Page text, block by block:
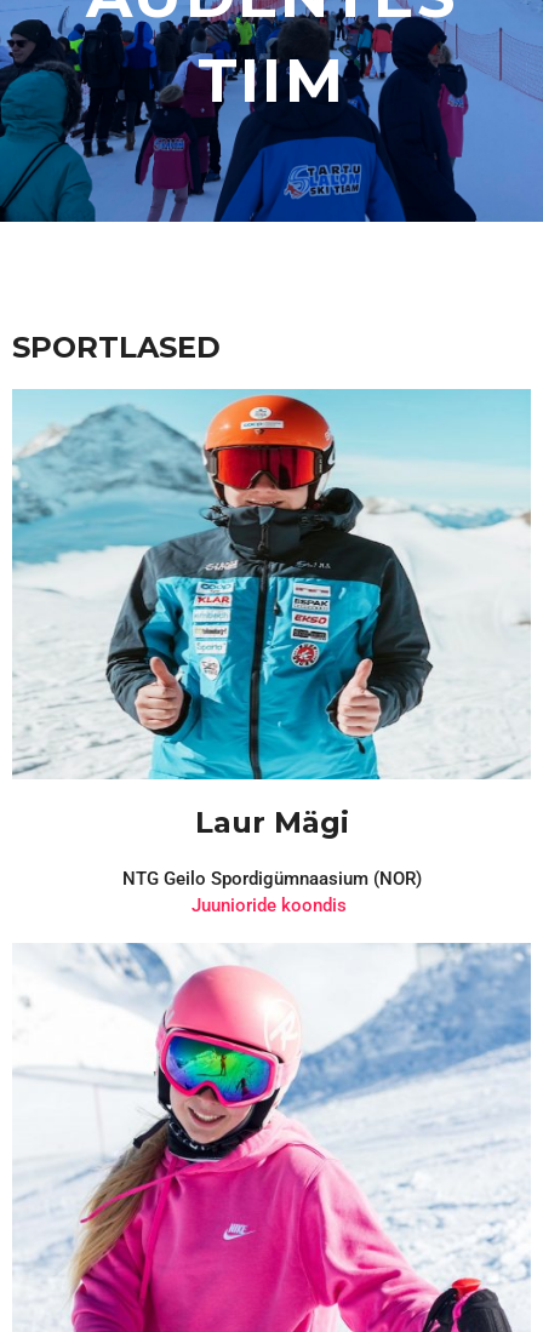
TIIM
SPORTLASED
Laur Mägi
NTG Geilo Spordigümnaasium (NOR)
Juunioride koondis